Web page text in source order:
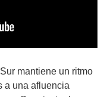
mantiene un ritmo
a una afluencia